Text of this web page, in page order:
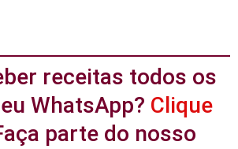
receitas todos os
WhatsApp? Clique
parte do nosso